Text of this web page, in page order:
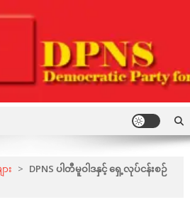
း > DPNS ပါတီမူဝါဒနှင့် ရှေ့လုပ်ငန်းစဉ်